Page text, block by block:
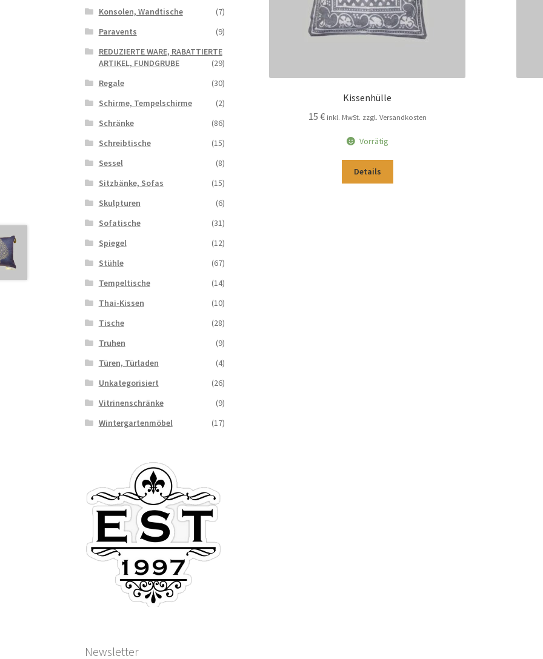
Kissenhülle
15€ inkl. MwSt. zzgl. Versandkosten
Vorrätig
Details
Konsolen, Wandtische
(7)
Paravents
(9)
REDUZIERTE WARE, RABATTIERTE
ARTIKEL, FUNDGRUBE
(29)
Regale
(30)
Schirme, Tempelschirme
(2)
Schränke
(86)
Schreibtische
(15)
Sessel
(8)
Sitzbänke, Sofas
(15)
Skulpturen
(6)
Sofatische
(31)
Spiegel
(12)
Stühle
(67)
Tempeltische
(14)
Thai-Kissen
(10)
Tische
(28)
Truhen
(9)
Türen, Türladen
(4)
Unkategorisiert
(26)
Vitrinenschränke
(9)
Wintergartenmöbel
(17)
Newsletter